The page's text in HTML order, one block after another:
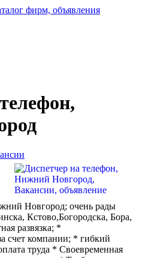
фирм, объявления
Новгород; очень рады
Кстово,Богородска, Бора,
развязка; *
счет компании; * гибкий
труда * Своевременная